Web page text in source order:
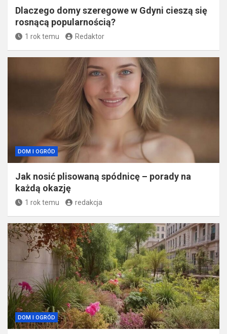
DOM I OGRÓD
Dlaczego domy szeregowe w Gdyni cieszą się
rosnącą popularnością?
Redaktor
DOM I OGRÓD
Jak nosić plisowaną spódnicę – porady na
każdą okazję
1 rok temu redakcja